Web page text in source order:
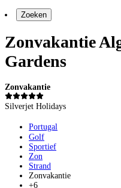
Zoeken
Zonvakantie
Gardens
Zonvakantie
Silverjet Holidays
Portugal
Golf
Sportief
Zon
Strand
Zonvakantie
+6